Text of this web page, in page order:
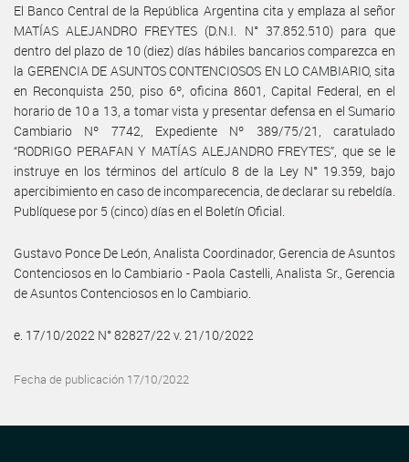
El Banco Central de la República Argentina cita y emplaza al señor
MATÍAS ALEJANDRO FREYTES (D.N.I. N° 37.852.510) para que
dentro del plazo de 10 (diez) días hábiles bancarios comparezca en
la GERENCIA DE ASUNTOS CONTENCIOSOS EN LO CAMBIARIO, sita
en Reconquista 250, piso 6º, oficina 8601, Capital Federal, en el
horario de 10 a 13, a tomar vista y presentar defensa en el Sumario
Cambiario Nº 7742, Expediente Nº 389/75/21, caratulado
“RODRIGO PERAFAN Y MATÍAS ALEJANDRO FREYTES”, que se le
instruye en los términos del artículo 8 de la Ley N° 19.359, bajo
apercibimiento en caso de incomparecencia, de declarar su rebeldía.
Publíquese por 5 (cinco) días en el Boletín Oficial.
Gustavo Ponce De León, Analista Coordinador, Gerencia de Asuntos
Contenciosos en lo Cambiario - Paola Castelli, Analista Sr., Gerencia
de Asuntos Contenciosos en lo Cambiario.
e. 17/10/2022 N° 82827/22 v. 21/10/2022
Fecha de publicación 17/10/2022